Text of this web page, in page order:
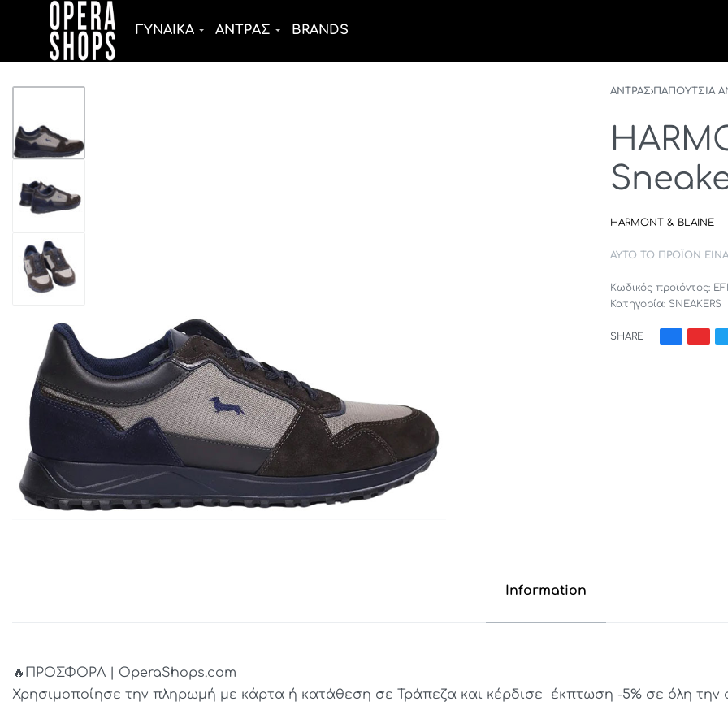
ΓΥΝΑΙΚΑ ΑΝΤΡΑΣ BRANDS
ΑΝΤΡΑΣ›ΠΑΠΟΥΤΣΙΑ
HARMONT & BLAINE
ΑΥΤΌ ΤΟ ΠΡΟΪΌΝ
Κατηγορία: SNEAKERS
SHARE
Information
🔥ΠΡΟΣΦΟΡΑ | OperaShops.com
Χρησιμοποίησε την πληρωμή με κάρτα ή κατάθεση σε Τράπεζα και κέρδισε έκπτωση -5% σε όλη την